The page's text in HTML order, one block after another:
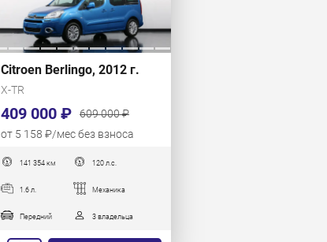
Citroen Berlingo, 2012 г.
X-TR
409 000 ₽
609 000 ₽
от 5 158 ₽/мес без взноса
141 354 км 120 л.с.
1.6 л. Механика
Передний 3 владельца